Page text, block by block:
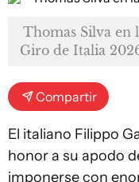
Thomas Silva
Giro de Italia
Compartir
El italiano Filippo
honor a su apodo
imponerse con